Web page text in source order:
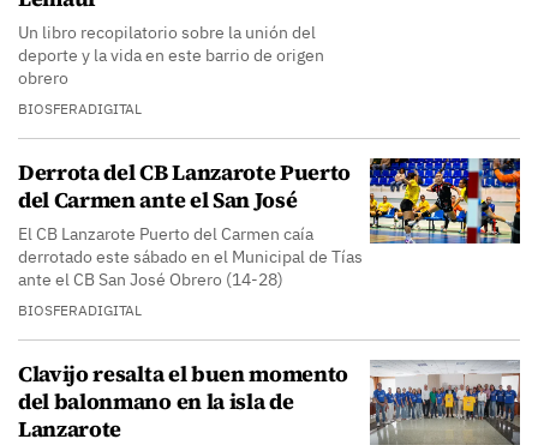
Un libro recopilatorio sobre la unión del
deporte y la vida en este barrio de origen
obrero
BIOSFERADIGITAL
Derrota del CB Lanzarote Puerto
del Carmen ante el San José
El CB Lanzarote Puerto del Carmen caía
derrotado este sábado en el Municipal de Tías
ante el CB San José Obrero (14-28)
BIOSFERADIGITAL
Clavijo resalta el buen momento
del balonmano en la isla de
Lanzarote